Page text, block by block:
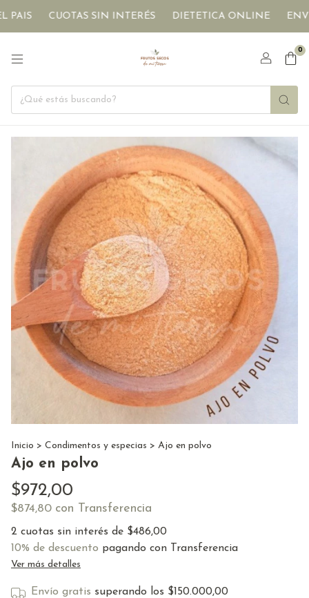
CUOTAS SIN INTERÉS DIETETICA ONLINE ENVÍOS A
0
Inicio > Condimentos y especias > Ajo en polvo
Ajo en polvo
$972,00
$874,80 con Transferencia
2 cuotas sin interés de $486,00
10% de descuento pagando con Transferencia
Ver más detalles
Envío gratis superando los $150.000,00